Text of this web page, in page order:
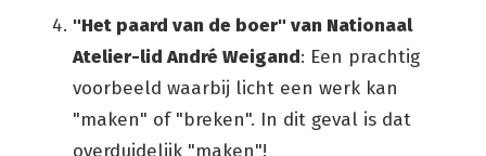
"Het paard van de boer" van Nationaal
Atelier-lid André Weigand: Een prachtig
voorbeeld waarbij licht een werk kan
"maken" of "breken". In dit geval is dat
overduidelijk "maken"!